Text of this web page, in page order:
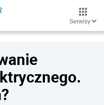
Serwisy